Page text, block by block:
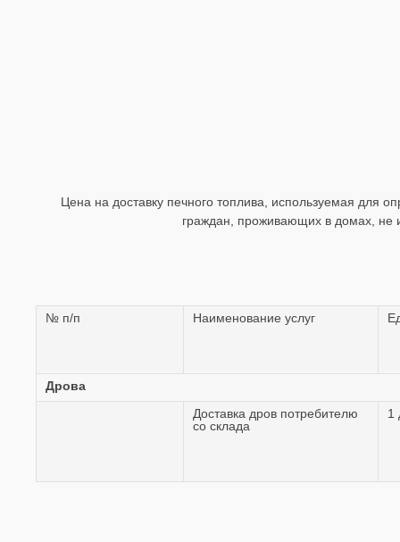
Цена на доставку печного топлива, используемая для
граждан, проживающих в домах, не
№ п/п Наименование услуг
Дрова
Доставка дров потребителю
со склада
1